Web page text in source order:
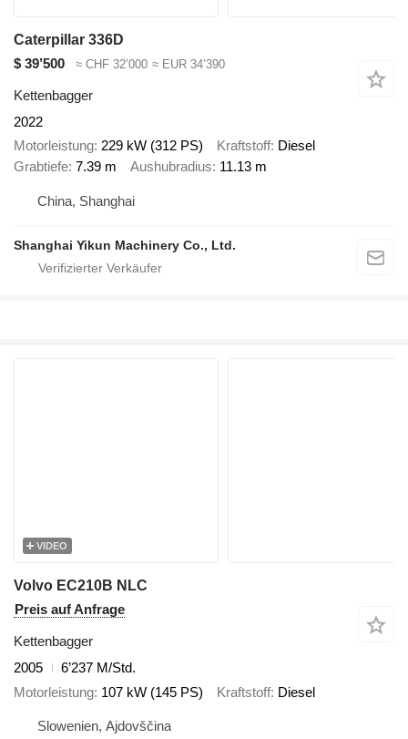
Caterpillar 336D
$ 39’500
≈ CHF 32’000 ≈ EUR 34’390
Kettenbagger
2022
Motorleistung 229 kW (312 PS) Kraftstoff Diesel
Grabtiefe 7.39 m Aushubradius 11.13 m
China, Shanghai
Shanghai Yikun Machinery Co., Ltd.
VIDEO
Volvo EC210B NLC
Preis auf Anfrage
Kettenbagger
2005
6’237 M/Std.
Motorleistung 107 kW (145 PS) Kraftstoff Diesel
Slowenien, Ajdovščina